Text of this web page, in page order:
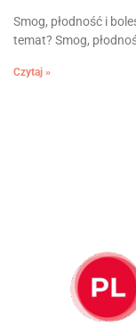
Smog, płodność i
temat? Smog,
Czytaj »